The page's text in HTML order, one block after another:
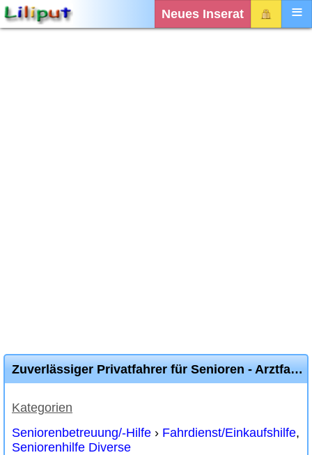
Neues Inserat
Zuverlässiger Privatfahrer für Senioren - Arztfahrten & mehr
Kategorien
Seniorenbetreuung/-Hilfe › Fahrdienst/Einkaufshilfe,
Seniorenhilfe Diverse